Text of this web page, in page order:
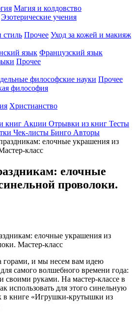
Магия и колдовство
Эзотерические учения
Прочее Уход за кожей и макияж
язык Французский язык
Прочее
философские науки Прочее
философия
Христианство
книг Акции Отрывки из книг Тесты
Чек-листы Бинго Авторы
елочные украшения из
класс
елочные
проволоки.
горами, и мы несем вам идею
самого волшебного времени года:
своими руками. На мастер-классе в
использовать для этого синельную
в книге «Игрушки-крутышки из